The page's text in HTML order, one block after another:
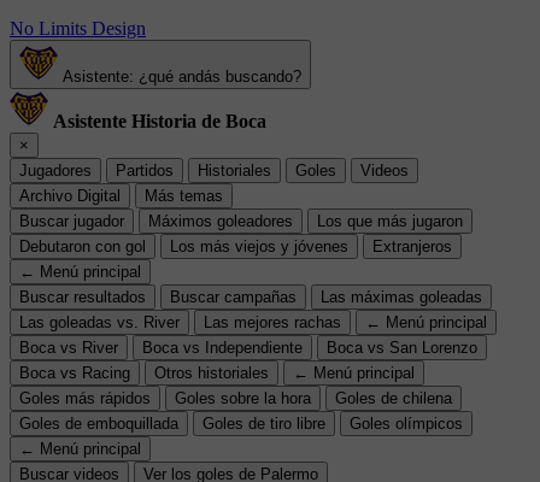
No Limits Design
Asistente: ¿qué andás buscando?
Asistente Historia de Boca
×
Jugadores
Partidos Historiales Goles
Videos
Archivo Digital
Más temas
Buscar jugador
Máximos goleadores
Los que más jugaron
Debutaron con gol
Los más viejos y jóvenes
Extranjeros
← Menú principal
Buscar resultados
Buscar campañas
Las máximas goleadas
Las goleadas vs. River
Las mejores rachas
← Menú principal
Boca vs River
Boca vs Independiente
Boca vs San Lorenzo
Boca vs Racing
Otros historiales
← Menú principal
Goles más rápidos
Goles sobre la hora
Goles de chilena
Goles de emboquillada
Goles de tiro libre
Goles olímpicos
← Menú principal
Buscar videos
Ver los goles de Palermo